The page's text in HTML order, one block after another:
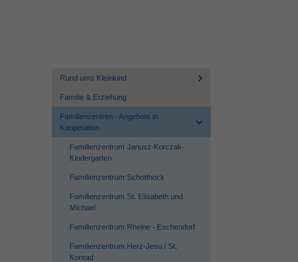
Rund ums Kleinkind
Familie & Erziehung
Familienzentren - Angebote in
Kooperation
Familienzentrum Janusz-Korczak-
Kindergarten
Familienzentrum Schotthock
Familienzentrum St. Elisabeth und
Michael
Familienzentrum Rheine - Eschendorf
Familienzentrum Herz-Jesu / St.
Konrad